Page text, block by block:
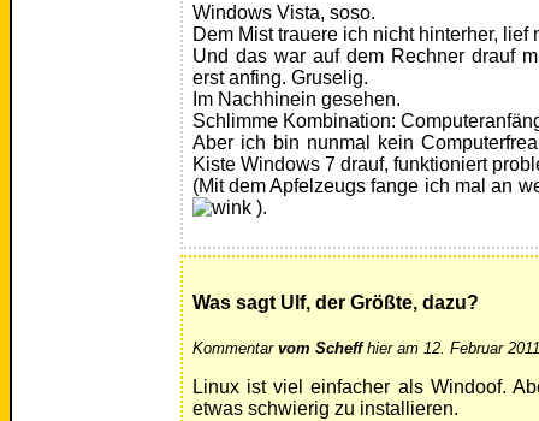
Windows Vista, soso.
Dem Mist trauere ich nicht hinterher, lief
Und das war auf dem Rechner drauf
erst anfing. Gruselig.
Im Nachhinein gesehen.
Schlimme Kombination:
Aber ich bin nunmal kein
Kiste Windows 7 drauf, funktioniert
(Mit dem Apfelzeugs fange ich mal an
).
Was sagt Ulf, der Größte, dazu?
Kommentar vom Scheffhier am 12. Februar
Linux ist viel einfacher als Windoof.
etwas schwierig zu installieren.